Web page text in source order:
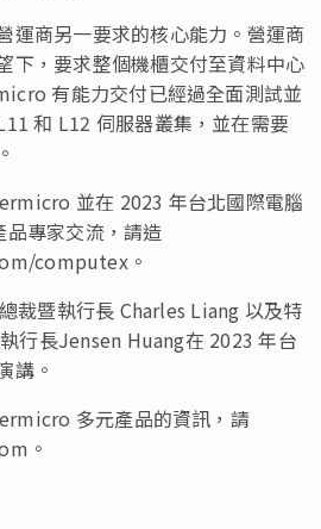
運商另一要求的核心能力。營運商
下，要求整個機櫃交付至資料中心
有能力交付已經過全面測試並
和 L12 伺服器叢集，並在需要
並在 2023 年台北國際電腦
專家交流，請造
computex。
裁暨執行長 Charles Liang 以及特
行長Jensen Huang在 2023 年台
講。
多元產品的資訊，請
。